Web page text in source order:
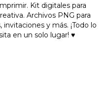
Kit digitales para
Archivos PNG para
y más. ¡Todo lo
en un solo lugar! ♥